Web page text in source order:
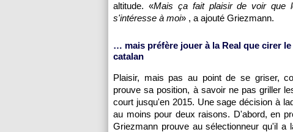
altitude. «Mais ça fait plaisir de voir que
s'intéresse à moi» , a ajouté Griezmann.
… mais préfère jouer à la Real que cirer le
catalan
Plaisir, mais pas au point de se griser,
prouve sa position, à savoir ne pas griller
court jusqu'en 2015. Une sage décision à
au moins pour deux raisons. D'abord, en
Griezmann prouve au sélectionneur qu'il